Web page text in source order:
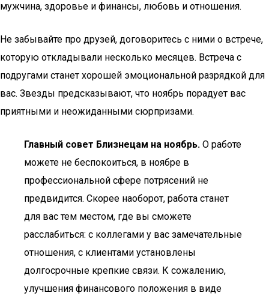
мужчина, здоровье и финансы, любовь и отношения.
Не забывайте про друзей, договоритесь с ними о встрече,
которую откладывали несколько месяцев. Встреча с
подругами станет хорошей эмоциональной разрядкой для
вас. Звезды предсказывают, что ноябрь порадует вас
приятными и неожиданными сюрпризами.
Главный совет Близнецам на ноябрь. О работе
можете не беспокоиться, в ноябре в
профессиональной сфере потрясений не
предвидится. Скорее наоборот, работа станет
для вас тем местом, где вы сможете
расслабиться: с коллегами у вас замечательные
отношения, с клиентами установлены
долгосрочные крепкие связи. К сожалению,
улучшения финансового положения в виде